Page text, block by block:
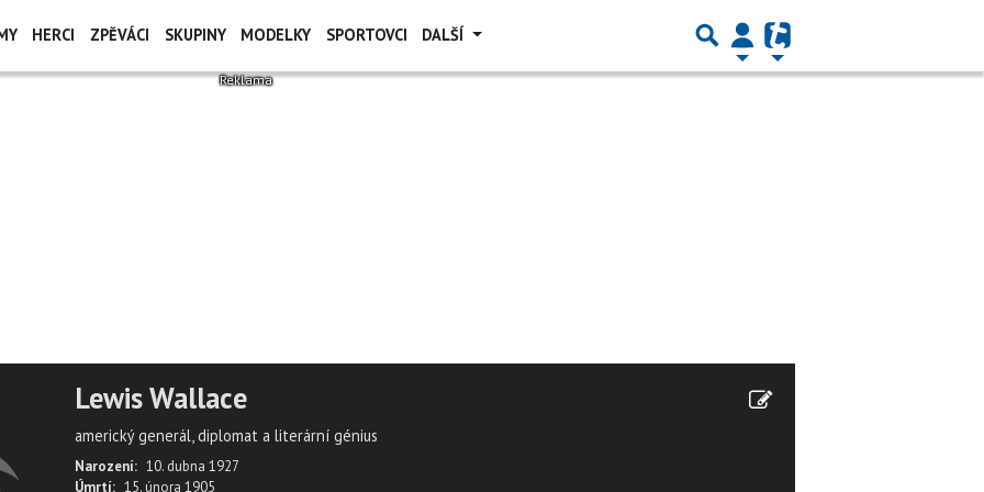
HERCI ZPĚVÁCI SKUPINY MODELKY SPORTOVCI DALŠÍ
Lewis Wallace
americký generál, diplomat a literární génius
Narození: 10. dubna 1927
Úmrtí: 15. února 1905